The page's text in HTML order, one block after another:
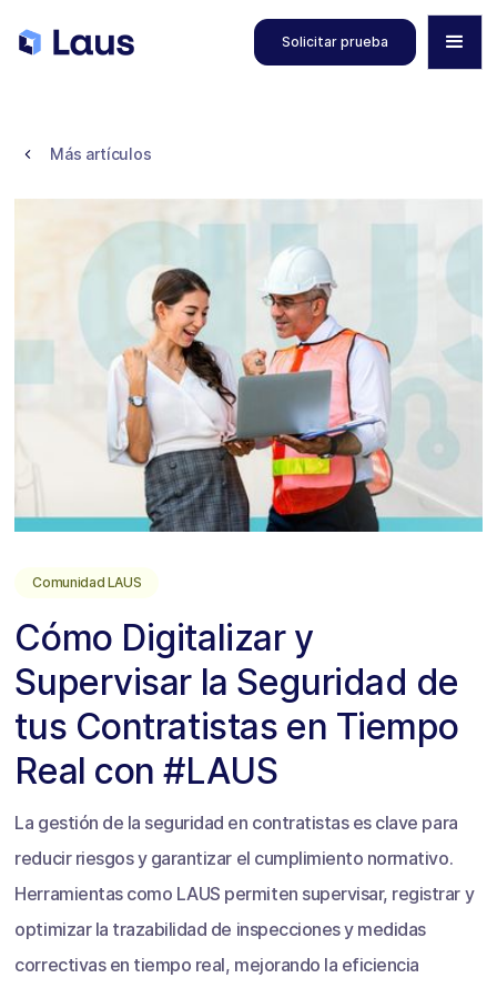
Solicitar prueba
Más artículos
Comunidad LAUS
Cómo Digitalizar y
Supervisar la Seguridad de
tus Contratistas en Tiempo
Real con #LAUS
La gestión de la seguridad en contratistas es clave para
reducir riesgos y garantizar el cumplimiento normativo.
Herramientas como LAUS permiten supervisar, registrar y
optimizar la trazabilidad de inspecciones y medidas
correctivas en tiempo real, mejorando la eficiencia